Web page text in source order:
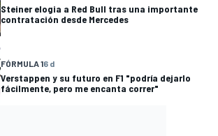
Steiner elogia a Red Bull tras una importante
contratación desde Mercedes
FÓRMULA 16 d
Verstappen y su futuro en F1 "podría dejarlo
fácilmente, pero me encanta correr"